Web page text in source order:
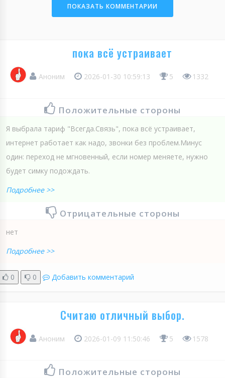
ПОКАЗАТЬ КОММЕНТАРИИ
пока всё устраивает
Аноним 2026-01-30 10:59:13 5 1332
Положительные стороны
Я выбрала тариф "Всегда.Связь", пока всё устраивает,
интернет работает как надо, звонки без проблем.Минус
один: переход не мгновенный, если номер меняете, нужно
будет симку подождать.
Подробнее >>
Отрицательные стороны
нет
Подробнее >>
0 0 Добавить комментарий
Считаю отличный выбор.
Аноним 2026-01-09 11:50:46 5 1578
Положительные стороны